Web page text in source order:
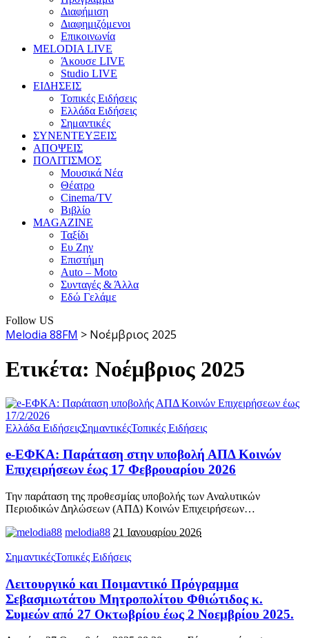
Διαφήμιση
Διαφημιζόμενοι
Επικοινωνία
MELODIA LIVE
Άκουσε LIVE
Studio LIVE
ΕΙΔΗΣΕΙΣ
Τοπικές Ειδήσεις
Ελλάδα Ειδήσεις
Σημαντικές
ΣΥΝΕΝΤΕΥΞΕΙΣ
ΑΠΟΨΕΙΣ
ΠΟΛΙΤΙΣΜΟΣ
Μουσικά Νέα
Θέατρο
Cinema/TV
Βιβλίο
MAGAZINE
Ταξίδι
Ευ Ζην
Επιστήμη
Auto – Moto
Συνταγές & Άλλα
Εδώ Γελάμε
Follow US
Melodia 88FM > Νοέμβριος 2025
Ετικέτα: Νοέμβριος 2025
Ελλάδα ΕιδήσειςΣημαντικέςΤοπικές Ειδήσεις
e-ΕΦΚΑ: Παράταση στην υποβολή ΑΠΔ Κοινών
Επιχειρήσεων έως 17 Φεβρουαρίου 2026
Την παράταση της προθεσμίας υποβολής των Αναλυτικών
Περιοδικών Δηλώσεων (ΑΠΔ) Κοινών Επιχειρήσεων…
melodia88 21 Ιανουαρίου 2026
ΣημαντικέςΤοπικές Ειδήσεις
Λειτουργικό και Ποιμαντικό Πρόγραμμα
Σεβασμιωτάτου Μητροπολίτου Φθιώτιδος κ.
Συμεών από 27 Οκτωβρίου έως 2 Νοεμβρίου 2025.